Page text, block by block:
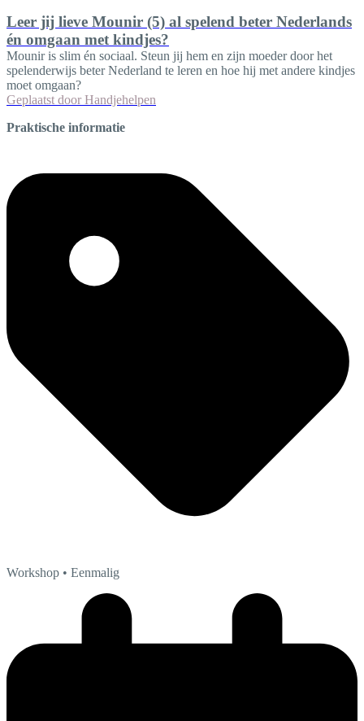
Leer jij lieve Mounir (5) al spelend beter Nederlands
én omgaan met kindjes?
Mounir is slim én sociaal. Steun jij hem en zijn moeder door het
spelenderwijs beter Nederland te leren en hoe hij met andere kindjes
moet omgaan?
Geplaatst door Handjehelpen
Praktische informatie
Workshop • Eenmalig